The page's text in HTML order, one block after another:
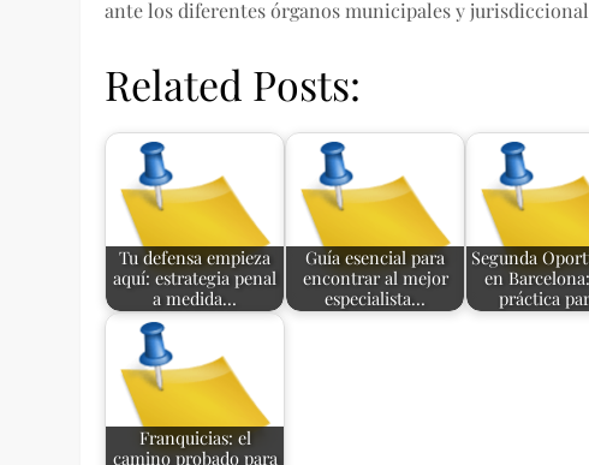
ante los diferentes órganos municipales y
Related Posts:
Tu defensa empieza
aquí: estrategia penal
a medida…
Guía esencial para
encontrar al mejor
especialista…
Segunda
en
práctica
Franquicias: el
camino probado para